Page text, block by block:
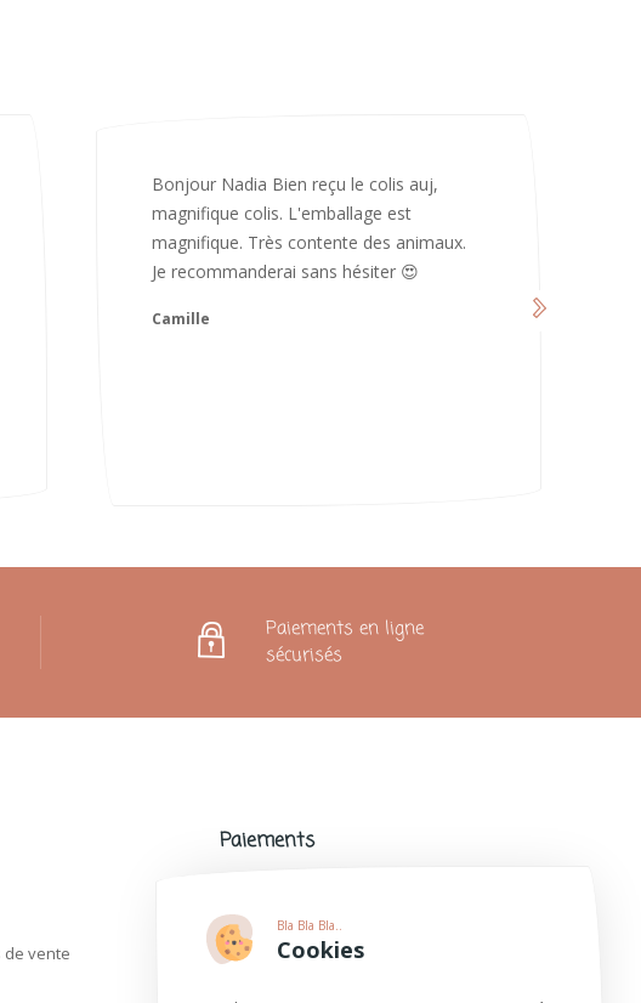
Bla Bla Bla..
Cookies
Merci infiniment, c’est magnifique 😍
d’avoir pris le temps de me répondre.
Nous sommes vraiment contents et
avons hâte de les utiliser 😄 bonne soirée
😍
Paiements en ligne
sécurisés
de vente
Paiements
modes de paiement populaires.
Plus d'informations